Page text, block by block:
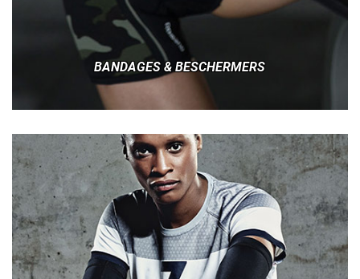
BANDAGES & BESCHERMERS